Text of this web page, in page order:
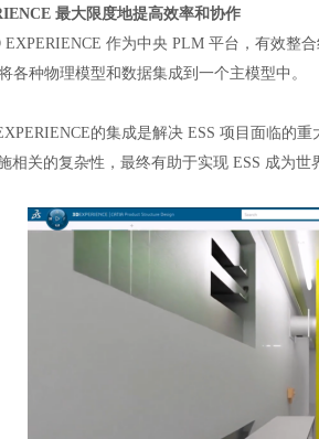
最大限度地提高效率和协作
EXPERIENCE 作为中央 PLM 平台，有效整
各种物理模型和数据集成到一个主模型中。
的集成是解决 ESS 项目面临的
相关的复杂性，最终有助于实现 ESS 成为